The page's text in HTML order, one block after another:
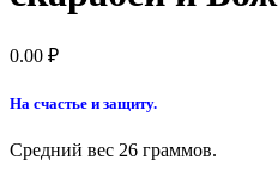
0.00 ₽
На счастье и защиту.
Средний вес 26 граммов.